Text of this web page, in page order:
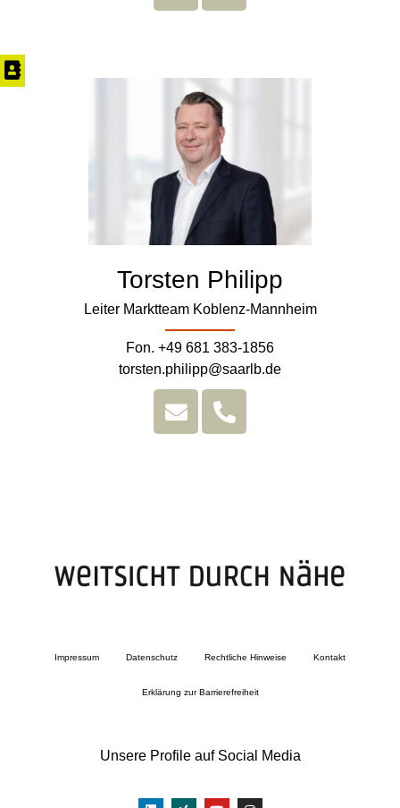
Torsten Philipp
Leiter Marktteam Koblenz-Mannheim
Fon. +49 681 383-1856
torsten.philipp@saarlb.de
Impressum Datenschutz Rechtliche Hinweise Kontakt
Erklärung zur Barrierefreiheit
Unsere Profile auf Social Media